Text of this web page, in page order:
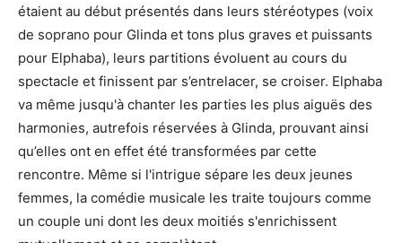
étaient au début présentés dans leurs stéréotypes (voix
de soprano pour Glinda et tons plus graves et puissants
pour Elphaba), leurs partitions évoluent au cours du
spectacle et finissent par s’entrelacer, se croiser. Elphaba
va même jusqu'à chanter les parties les plus aiguës des
harmonies, autrefois réservées à Glinda, prouvant ainsi
qu’elles ont en effet été transformées par cette
rencontre. Même si l'intrigue sépare les deux jeunes
femmes, la comédie musicale les traite toujours comme
un couple uni dont les deux moitiés s'enrichissent